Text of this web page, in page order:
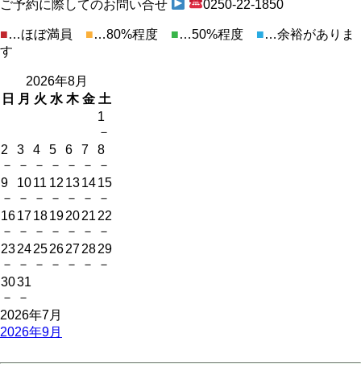
ご予約に際してのお問い合せ 0250-22-1850
■…ほぼ満員 ■…80%程度 ■…50%程度 ■…余裕がありま
す
2026年8月
日
月 火 水 木 金 土
1
－
2
－
3
－
4
－
5
－
6
－
7
－
8
－
9
－
10
－
11
－
12
－
13
－
14
－
15
－
16
－
17
－
18
－
19
－
20
－
21
－
22
－
23
－
24
－
25
－
26
－
27
－
28
－
29
－
30
－
31
－
2026年7月
2026年9月